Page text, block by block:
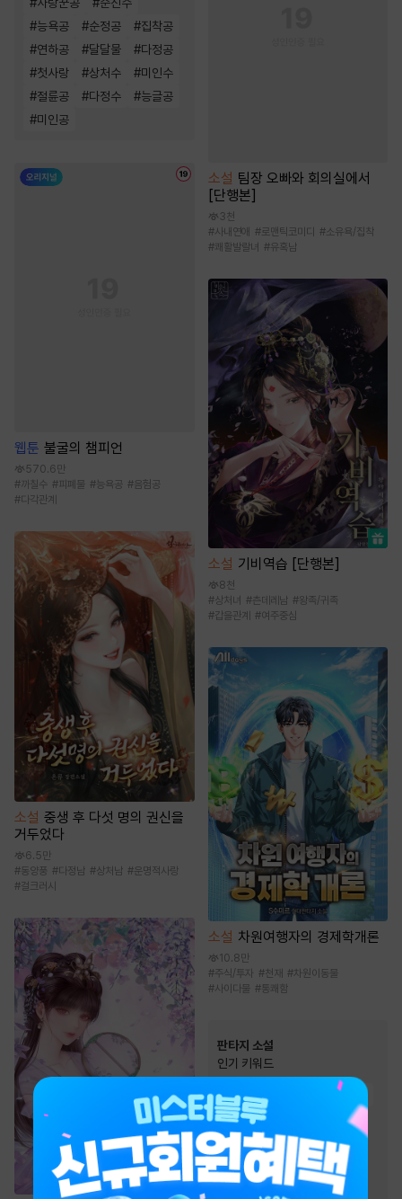
#능욕공 #순정공 #집착공
#연하공 #달달물 #다정공
#첫사랑 #상처수 #미인수
#절륜공 #다정수 #능글공
#미인공
웹툰 불굴의 챔피언
570.6만
#까칠수 #피폐물 #능욕공 # 음험공
#다각관계
소설 중생 후 다섯 명의 권신을
거두었다
6.5만
#동양풍 #다정남 #상처남 #운명적사랑
#걸크러시
소설 팀장 오빠와 회의실에서
[단행본]
3천
#사내연애 #로맨틱코미디 #소유욕/집착
#쾌활발랄녀 #유혹남
소설 기비역습 [단행본]
8천
#상처녀 #츤데레남 #왕족/귀족
#갑을관계 #여주중심
소설 차원여행자의 경제학개론
10.8만
#주식/투자 #천재 #차원이동물
#사이다물 #통쾌함
판타지 소설
인기 키워드
#비장함
복수물
#전문직
#환생물 # 빙의물
# 게임시스템 #먼치킨
#스포츠물 #이능력